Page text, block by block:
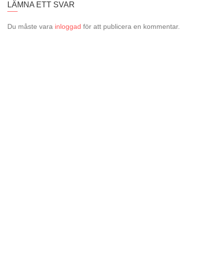
LÄMNA ETT SVAR
Du måste vara inloggad för att publicera en kommentar.